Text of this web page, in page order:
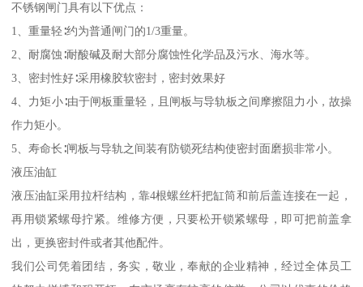
不锈钢闸门具有以下优点：
1、重量轻∶约为普通闸门的1/3重量。
2、耐腐蚀∶耐酸碱及耐大部分腐蚀性化学品及污水、海水等。
3、密封性好∶采用橡胶软密封，密封效果好
4、力矩小∶由于闸板重量轻，且闸板与导轨板之间摩擦阻力小，故操
作力矩小。
5、寿命长∶闸板与导轨之间装有防锁死结构使密封面磨损非常小。
液压油缸
液压油缸采用拉杆结构，靠4根螺丝杆把缸筒和前后盖连接在一起，
再用锁紧螺母拧紧。维修方便，只要松开锁紧螺母，即可把前盖拿
出，更换密封件或者其他配件。
我们公司凭着团结，务实，敬业，奉献的企业精神，经过全体员工